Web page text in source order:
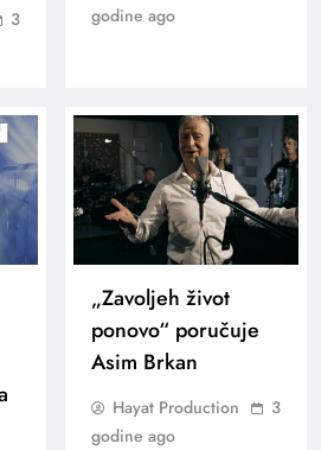
3
godine ago
„Zavoljeh život
ponovo“ poručuje
Asim Brkan
Hayat Production
3
godine ago